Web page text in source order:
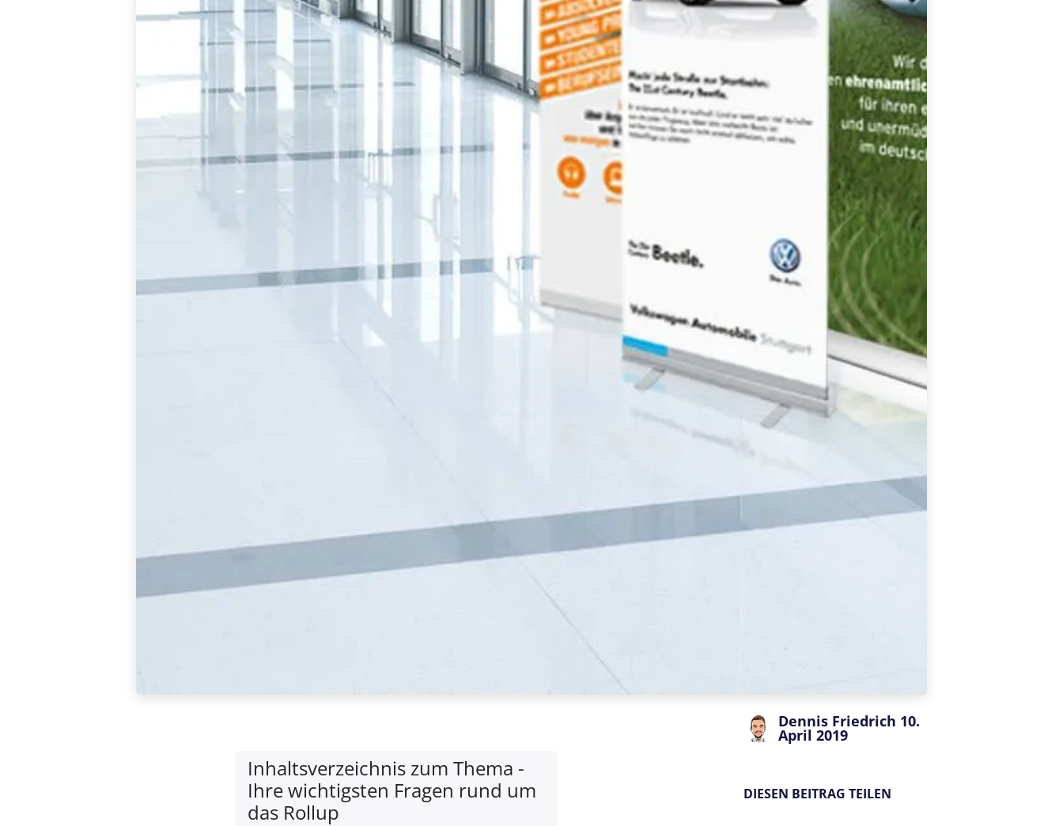
Inhaltsverzeichnis zum Thema -
Ihre wichtigsten Fragen rund um
das Rollup
Dennis Friedrich 10.
April 2019
DIESEN BEITRAG TEILEN